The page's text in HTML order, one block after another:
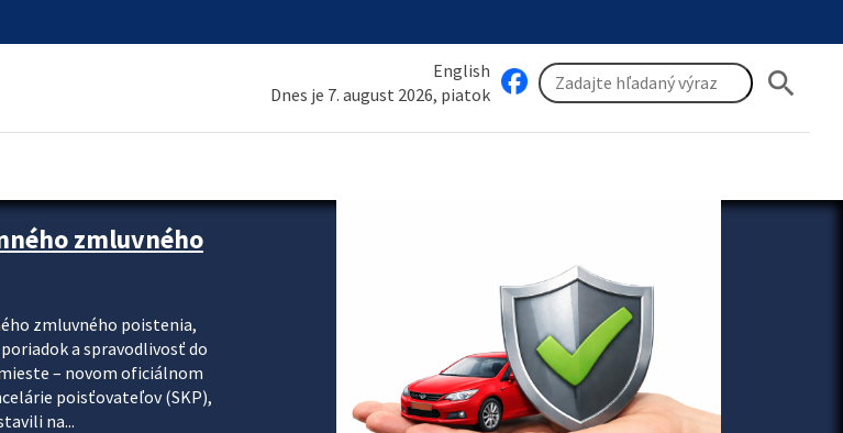
English
Dnes je 7. august 2026, piatok
search
zmluvného
zmluvného poistenia,
a spravodlivosť do
– novom oficiálnom
poisťovateľov (SKP),
na...